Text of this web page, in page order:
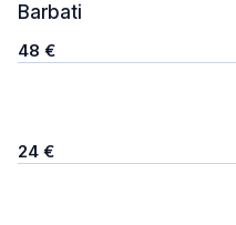
Barbati
48 €
24 €